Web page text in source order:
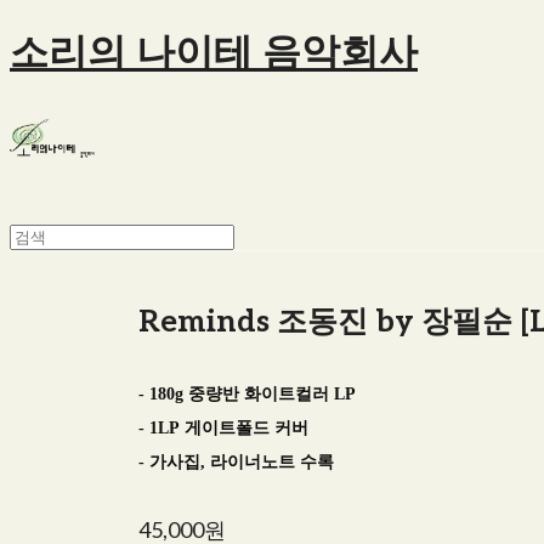
소리의 나이테 음악회사
Reminds 조동진 by 장필순
- 180g 중량반 화이트컬러 LP
- 1LP 게이트폴드 커버
- 가사집, 라이너노트 수록
45,000원